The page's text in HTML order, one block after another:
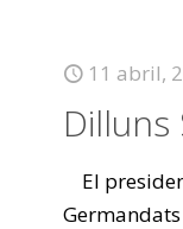
11 abril,
Dilluns
El